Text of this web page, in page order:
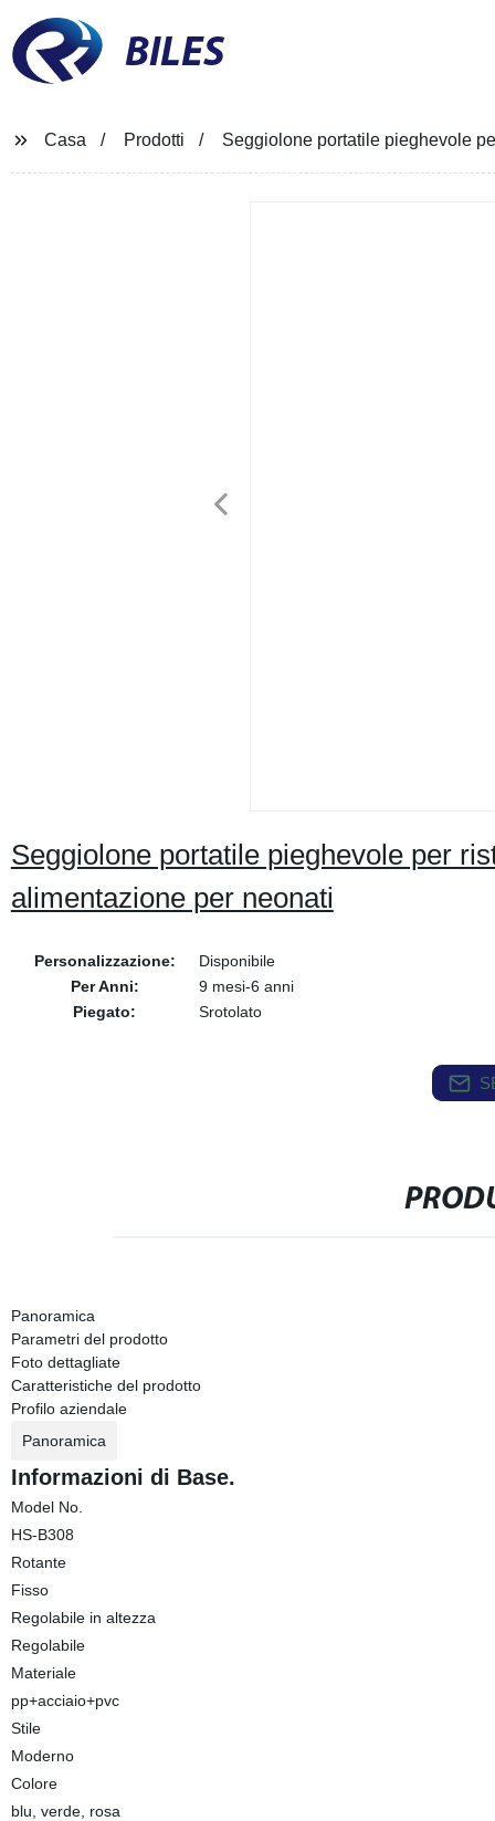
BILES
Casa Prodotti Seggiolone portatile pieghevole
Seggiolone portatile pieghevole per
alimentazione per neonati
Personalizzazione:
Disponibile
Per Anni:
9 mesi-6 anni
Piegato:
Srotolato
Panoramica
Parametri del prodotto
Foto dettagliate
Caratteristiche del prodotto
Profilo aziendale
Panoramica
Informazioni di Base.
Model No.
HS-B308
Rotante
Fisso
Regolabile in altezza
Regolabile
Materiale
pp+acciaio+pvc
Stile
Moderno
Colore
blu, verde, rosa